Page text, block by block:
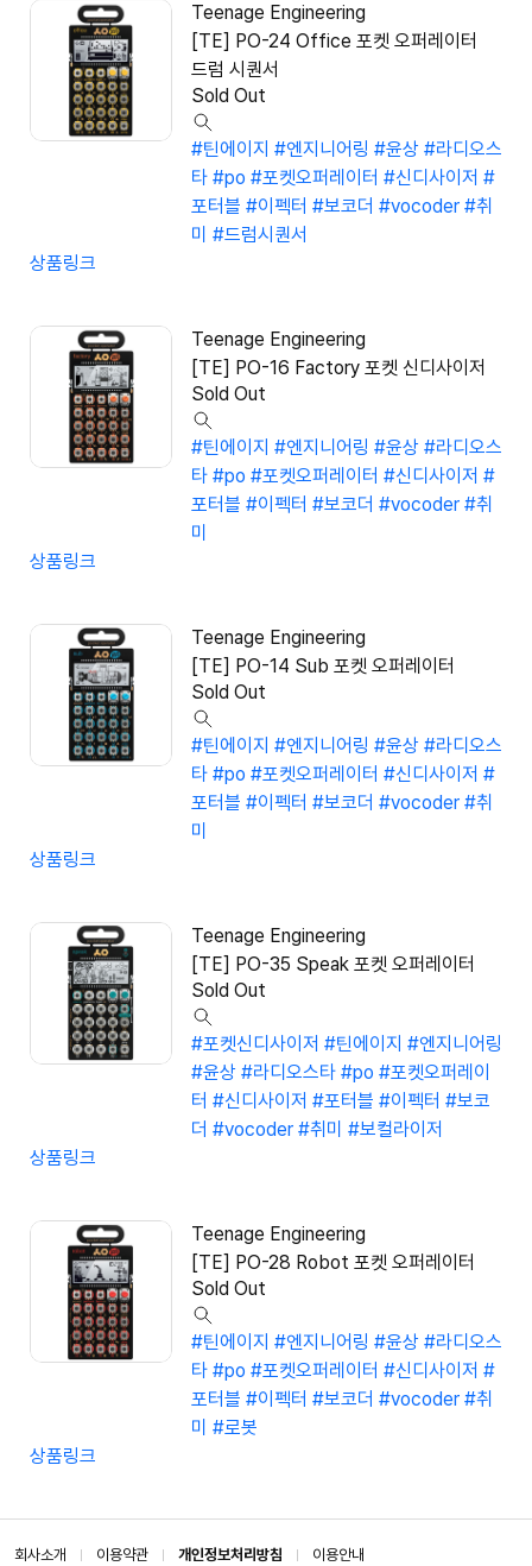
Teenage Engineering
[TE] PO-24 Office 포켓 오퍼레이터
드럼 시퀀서
Sold Out
#틴에이지 #엔지니어링 #윤상 #라디오스
타 #po #포켓오퍼레이터 #신디사이저 #
포터블 #이펙터 #보코더 #vocoder #취
미 #드럼시퀀서
상품링크
Teenage Engineering
[TE] PO-16 Factory 포켓 신디사이저
Sold Out
#틴에이지 #엔지니어링 #윤상 #라디오스
타 #po #포켓오퍼레이터 #신디사이저 #
포터블 #이펙터 #보코더 #vocoder #취
미
상품링크
Teenage Engineering
[TE] PO-14 Sub 포켓 오퍼레이터
Sold Out
#틴에이지 #엔지니어링 #윤상 #라디오스
타 #po #포켓오퍼레이터 #신디사이저 #
포터블 #이펙터 #보코더 #vocoder #취
미
상품링크
Teenage Engineering
[TE] PO-35 Speak 포켓 오퍼레이터
Sold Out
#포켓신디사이저 #틴에이지 #엔지니어링
#윤상 #라디오스타 #po #포켓오퍼레이
터 #신디사이저 #포터블 #이펙터 #보코
더 #vocoder #취미 #보컬라이저
상품링크
Teenage Engineering
[TE] PO-28 Robot 포켓 오퍼레이터
Sold Out
#틴에이지 #엔지니어링 #윤상 #라디오스
타 #po #포켓오퍼레이터 #신디사이저 #
포터블 #이펙터 #보코더 #vocoder #취
미 #로봇
상품링크
회사소개 이용약관 개인정보처리방침 이용안내